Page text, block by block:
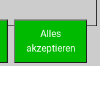
Alles
akzeptieren